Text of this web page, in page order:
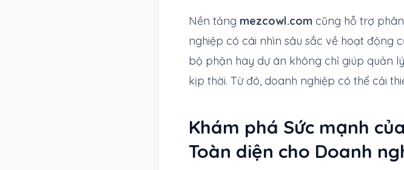
Nền tảng mezcowl.com cũng hỗ trợ
nghiệp có cái nhìn sâu sắc về hoạt động
bộ phận hay dự án không chỉ giúp quản
kịp thời. Từ đó, doanh nghiệp có thể cải
Khám phá Sức mạnh
Toàn diện cho Doanh